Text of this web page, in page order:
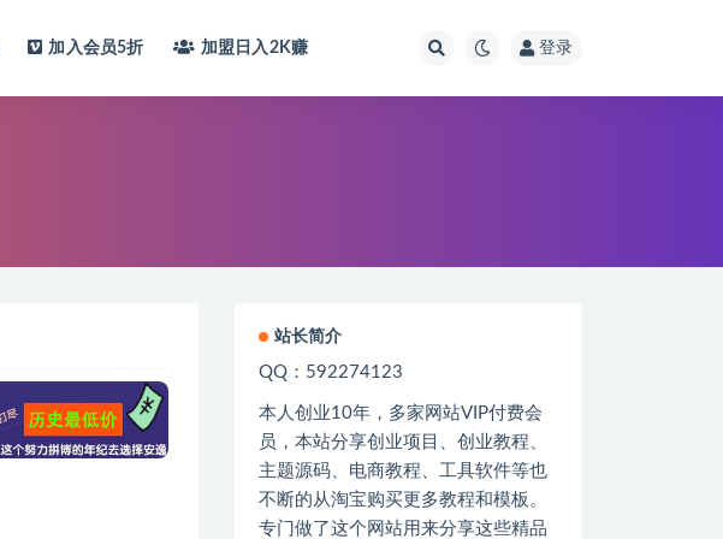
加入会员5折 加盟日入2K赚 登录
站长简介
QQ：592274123
本人创业10年，多家网站VIP付费会
员，本站分享创业项目、创业教程、
主题源码、电商教程、工具软件等也
不断的从淘宝购买更多教程和模板。
专门做了这个网站用来分享这些精品